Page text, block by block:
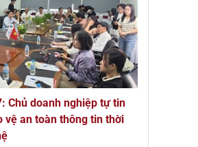
Chủ doanh nghiệp tự tin
vệ an toàn thông tin thời